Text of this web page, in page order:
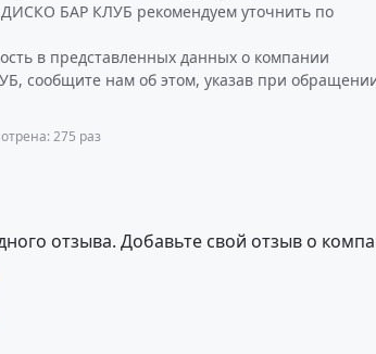
БАР КЛУБ рекомендуем уточнить по
в представленных данных о компании
сообщите нам об этом, указав при
275 раз
отзыва. Добавьте свой отзыв о